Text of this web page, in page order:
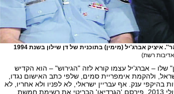
אברג'יל (מימין) בתוכנית של דן שילון בשנת 1994
רשת)
שלו – אברג'יל עצמו קורא לזה "הגירוש" – הוא הקדיש
ולהקמת אימפריית סמים, שלפי כתב האישום נגדו,
בהיקפי ענק. אף עבריין ישראלי, לא לפניו ולא אחריו, לא
בנה ארגון מסועף כזה. ביולי 2013, פירסם 'הגרדיאן' הבריטי את רשימת חמשת